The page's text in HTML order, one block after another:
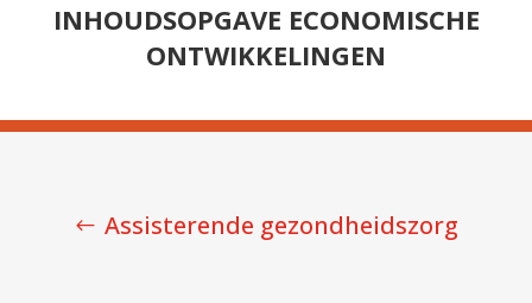
INHOUDSOPGAVE ECONOMISCHE
ONTWIKKELINGEN
Assisterende gezondheidszorg